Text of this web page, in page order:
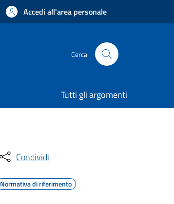
Accedi all'area personale
Cerca
Tutti gli argomenti
Condividi
Normativa di riferimento